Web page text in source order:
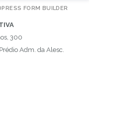
FORM BUILDER
300
Adm. da Alesc.